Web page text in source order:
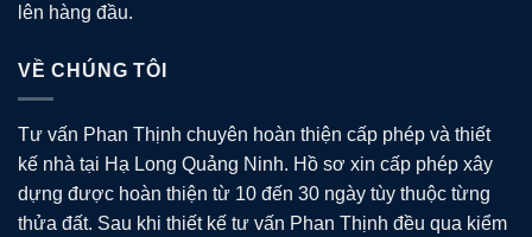
lên hàng đầu.
VỀ CHÚNG TÔI
Tư vấn Phan Thịnh chuyên hoàn thiện cấp phép và thiết
kế nhà tại Hạ Long Quảng Ninh. Hồ sơ xin cấp phép xây
dựng được hoàn thiện từ 10 đến 30 ngày tùy thuộc từng
thửa đất. Sau khi thiết kế tư vấn Phan Thịnh đều qua kiểm